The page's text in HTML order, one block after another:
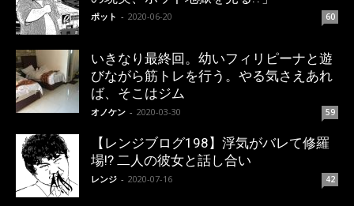
ポット - 2020-06-20 60
いきなり最終回。幼いフィリピーナと遊
びながら筋トレを行う。やる気さえあれ
ば、そこはジム
オノケン - 2020-03-30 59
【レンジブログ198】浮気がバレて修羅
場!? 二人の彼女と話し合い
レンジ - 2020-07-16 42